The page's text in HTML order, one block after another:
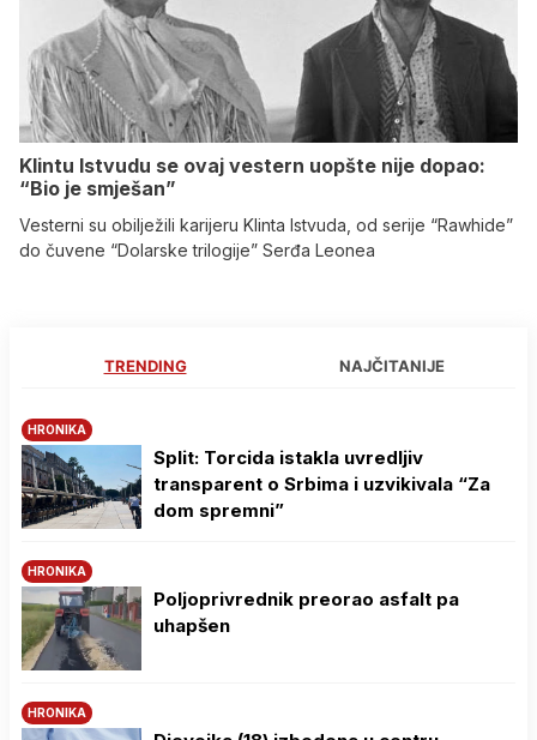
Klintu Istvudu se ovaj vestern uopšte nije dopao:
“Bio je smješan”
Vesterni su obilježili karijeru Klinta Istvuda, od serije “Rawhide”
do čuvene “Dolarske trilogije” Serđa Leonea
TRENDING NAJČITANIJE
HRONIKA
Split: Torcida istakla uvredljiv
transparent o Srbima i uzvikivala “Za
dom spremni”
HRONIKA
Poljoprivrednik preorao asfalt pa
uhapšen
HRONIKA